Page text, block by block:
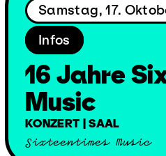
Samstag, 17.
Infos
16 Jahre
Music
KONZERT | SAAL
Sixteentimes Music